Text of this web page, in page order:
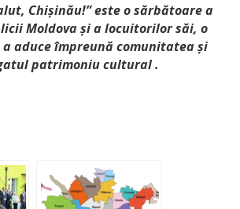
Chișinău!” este o sărbătoare a
Moldova și a locuitorilor săi, o
aduce împreună comunitatea și
patrimoniu cultural .